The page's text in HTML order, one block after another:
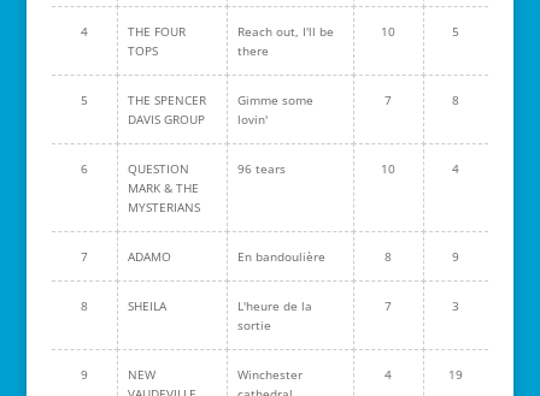
4
THE FOUR
TOPS
Reach out, I'll be
there
10 5
5
THE SPENCER
DAVIS GROUP
Gimme some
lovin'
7 8
6
QUESTION
MARK & THE
MYSTERIANS
96 tears 10 4
7 ADAMO En bandoulière 8 9
8 SHEILA
L'heure de la
sortie
7 3
9
NEW
Winchester
4 19